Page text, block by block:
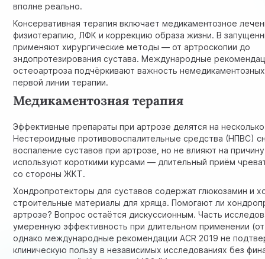
вполне реально.
Консервативная терапия включает медикаментозное
физиотерапию, ЛФК и коррекцию образа жизни. В
применяют хирургические методы — от артроскопии до
эндопротезирования сустава.Международные
остеоартроза подчёркивают важность
первой линии терапии.
Медикаментозная терапия
Эффективные препараты при артрозе делятся на
Нестероидные противовоспалительные средства (НПВС)
воспаление суставов при артрозе, но не влияют на
используют короткими курсами — длительный приём
со стороны ЖКТ.
Хондропротекторы для суставов содержат глюкозамин и
строительные материалы для хряща. Помогают ли
артрозе? Вопрос остаётся дискуссионным. Часть
умеренную эффективность при длительном применении
однако международные рекомендации ACR 2019 не
клиническую пользу в независимых исследованиях без